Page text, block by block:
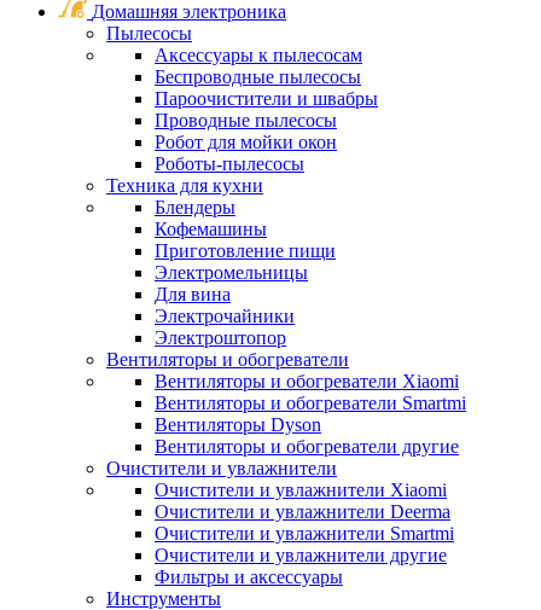
Домашняя электроника
Пылесосы
Аксессуары к пылесосам
Беспроводные пылесосы
Пароочистители и швабры
Проводные пылесосы
Робот для мойки окон
Роботы-пылесосы
Техника для кухни
Блендеры
Кофемашины
Приготовление пищи
Электромельницы
Для вина
Электрочайники
Электроштопор
Вентиляторы и обогреватели
Вентиляторы и обогреватели Xiaomi
Вентиляторы и обогреватели Smartmi
Вентиляторы Dyson
Вентиляторы и обогреватели другие
Очистители и увлажнители
Очистители и увлажнители Xiaomi
Очистители и увлажнители Deerma
Очистители и увлажнители Smartmi
Очистители и увлажнители другие
Фильтры и аксессуары
Инструменты